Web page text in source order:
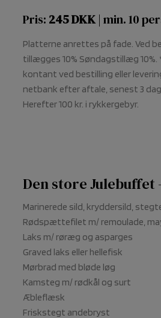
Pris: 245 DKK| min. 10
Platterne anrettes på fade. Ved
tillægges 10% Søndagstillæg 10%.
kontant ved bestilling eller
netbank efter aftale, senest 3
Herefter 100 kr. i rykkergebyr.
Den store Julebuffet
Marinerede sild, kryddersild,
Rødspættefilet m/ remoulade,
Laks m/ røræg og asparges
Graved laks eller hellefisk
Mørbrad med bløde løg
Kamsteg m/ rødkål og surt
Æbleflæsk
Friskstegt andebryst